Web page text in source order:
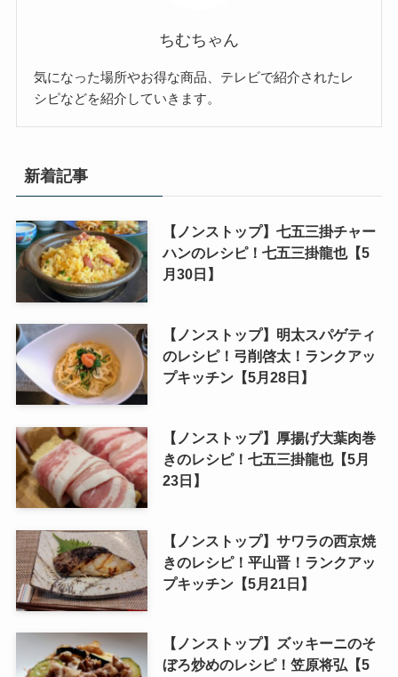
ちむちゃん
気になった場所やお得な商品、テレビで紹介されたレ
シピなどを紹介していきます。
新着記事
【ノンストップ】七五三掛チャー
ハンのレシピ！七五三掛龍也【5
月30日】
【ノンストップ】明太スパゲティ
のレシピ！弓削啓太！ランクアッ
プキッチン【5月28日】
【ノンストップ】厚揚げ大葉肉巻
きのレシピ！七五三掛龍也【5月
23日】
【ノンストップ】サワラの西京焼
きのレシピ！平山晋！ランクアッ
プキッチン【5月21日】
【ノンストップ】ズッキーニのそ
ぼろ炒めのレシピ！笠原将弘【5